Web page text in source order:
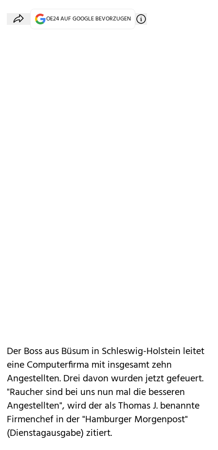
OE24 AUF GOOGLE BEVORZUGEN
Der Boss aus Büsum in Schleswig-Holstein leitet
eine Computerfirma mit insgesamt zehn
Angestellten. Drei davon wurden jetzt gefeuert.
"Raucher sind bei uns nun mal die besseren
Angestellten", wird der als Thomas J. benannte
Firmenchef in der "Hamburger Morgenpost"
(Dienstagausgabe) zitiert.